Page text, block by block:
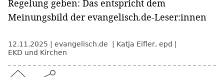
Regelung geben: Das entspricht dem
Meinungsbild der evangelisch.de-Leser:innen
12.11.2025 evangelisch.de Katja Eifler, epd
EKD und Kirchen